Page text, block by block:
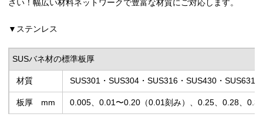
さい！幅広い材料ネットワークで豊富な材質にご対応します。
▼ステンレス
SUSバネ材の標準板厚
材質 SUS301・SUS304・SUS316・SUS430・SUS631
板厚 mm 0.005、0.01〜0.20（0.01刻み）、0.25、0.28、